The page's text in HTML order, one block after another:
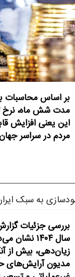
بر اساس محاسبات
این یعنی افزایش
مردم در سراسر
به سبک
بررسی جزئیات
سال ۱۴۰۴
زیان‌دهی، بیش از
مدیون آرایش‌های